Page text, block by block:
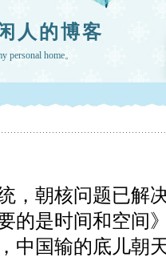
人的博客
personal home。
，朝核问题已解
的是时间和空间
中国输的底儿朝